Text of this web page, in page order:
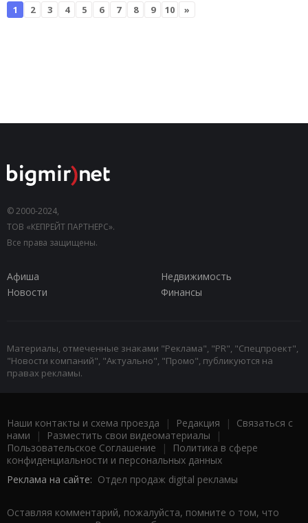
1 2 3 4 5 6 7 8 9 10 »
© 2000-2024,
ТОВ «КЕПРЕЙТ ПАРТНЕРС».
Все права защищены.
Афиша
Недвижимость
Новости
Финансы
Материалы, отмеченные знаками "Реклама", "PR", "Спецпроект",
"Новости компаний", "Актуально", "Промо", публикуются на
правах рекламы.
Наши контакты и схема проезда | Редакция | Связаться с
нами | Разместить свои видеоматериалы |
Пользовательское Соглашение |
Политика в сфере
конфиденциальности и персональных данных
Реклама на сайте: Отдел продаж digital рекламы
Оставляя комментарий, пожалуйста, помните о том, что